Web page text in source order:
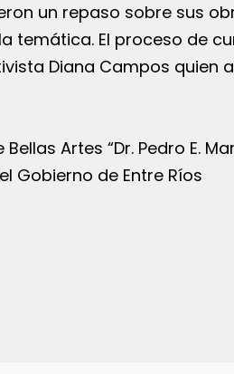
un repaso sobre sus
temática. El proceso de
Diana Campos quien
Artes “Dr. Pedro E.
Gobierno de Entre Ríos